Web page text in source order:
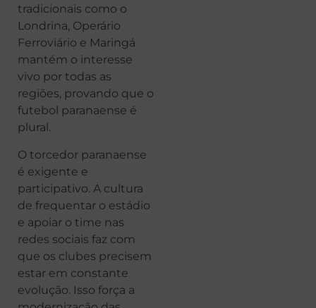
tradicionais como o
Londrina, Operário
Ferroviário e Maringá
mantém o interesse
vivo por todas as
regiões, provando que o
futebol paranaense é
plural.
O torcedor paranaense
é exigente e
participativo. A cultura
de frequentar o estádio
e apoiar o time nas
redes sociais faz com
que os clubes precisem
estar em constante
evolução. Isso força a